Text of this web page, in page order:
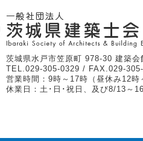
茨城県水戸市笠原町 978-30 建築会
TEL. 029-305-0329 / FAX.029-
営業時間：9時～17時（昼休み12時
休業日：土･日･祝日、及び8/13～